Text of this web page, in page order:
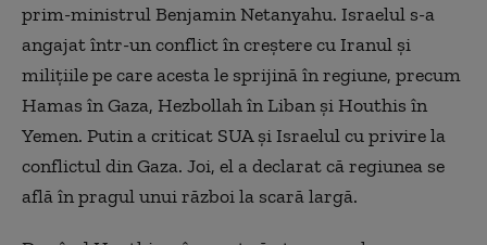
prim-ministrul Benjamin Netanyahu. Israelul s-a
angajat într-un conflict în creştere cu Iranul şi
miliţiile pe care acesta le sprijină în regiune, precum
Hamas în Gaza, Hezbollah în Liban şi Houthis în
Yemen. Putin a criticat SUA şi Israelul cu privire la
conflictul din Gaza. Joi, el a declarat că regiunea se
află în pragul unui război la scară largă.